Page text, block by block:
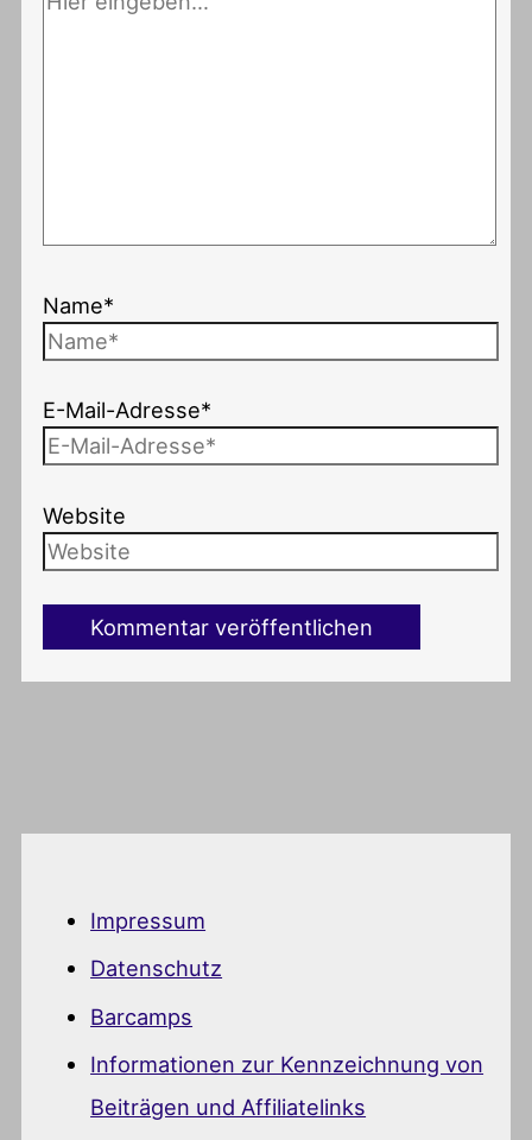
Name*
E-Mail-Adresse*
Website
Impressum
Datenschutz
Barcamps
Informationen zur Kennzeichnung von
Beiträgen und Affiliatelinks